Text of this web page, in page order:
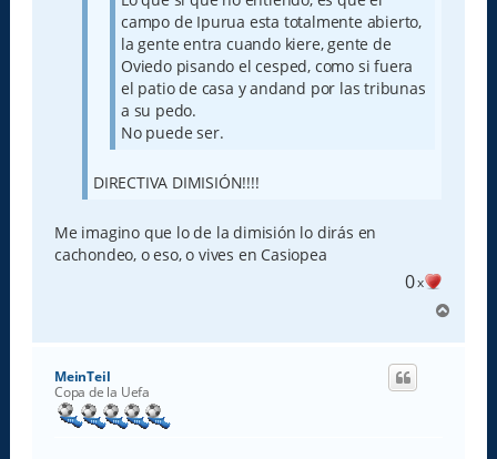
campo de Ipurua esta totalmente abierto,
la gente entra cuando kiere, gente de
Oviedo pisando el cesped, como si fuera
el patio de casa y andand por las tribunas
a su pedo.
No puede ser.
DIRECTIVA DIMISIÓN!!!!
Me imagino que lo de la dimisión lo dirás en
cachondeo, o eso, o vives en Casiopea
0x
r
MeinTeil
Copa de la Uefa